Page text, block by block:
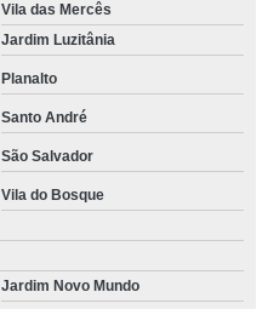
Vila das Mercês
Jardim Luzitânia
Planalto
Santo André
São Salvador
Vila do Bosque
Jardim Novo Mundo